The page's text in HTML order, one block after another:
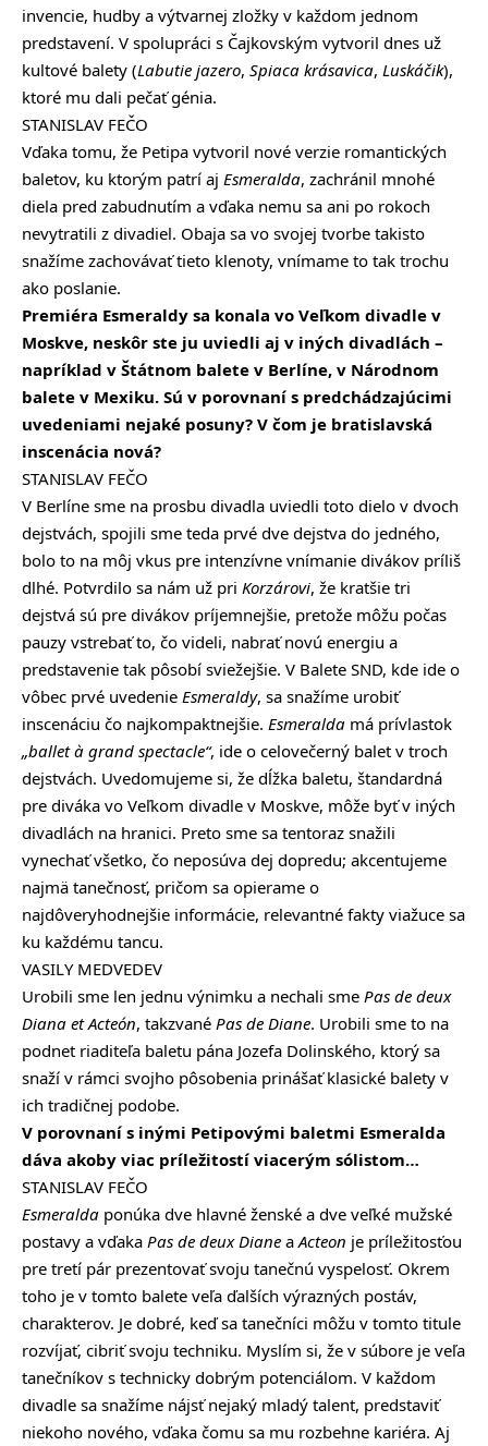
invencie, hudby a výtvarnej zložky v každom jednom
predstavení. V spolupráci s Čajkovským vytvoril dnes už
kultové balety (Labutie jazero, Spiaca krásavica, Luskáčik),
ktoré mu dali pečať génia.
STANISLAV FEČO
Vďaka tomu, že Petipa vytvoril nové verzie romantických
baletov, ku ktorým patrí aj Esmeralda, zachránil mnohé
diela pred zabudnutím a vďaka nemu sa ani po rokoch
nevytratili z divadiel. Obaja sa vo svojej tvorbe takisto
snažíme zachovávať tieto klenoty, vnímame to tak trochu
ako poslanie.
Premiéra Esmeraldy sa konala vo Veľkom divadle v
Moskve, neskôr ste ju uviedli aj v iných divadlách –
napríklad v Štátnom balete v Berlíne, v Národnom
balete v Mexiku. Sú v porovnaní s predchádzajúcimi
uvedeniami nejaké posuny? V čom je bratislavská
inscenácia nová?
STANISLAV FEČO
V Berlíne sme na prosbu divadla uviedli toto dielo v dvoch
dejstvách, spojili sme teda prvé dve dejstva do jedného,
bolo to na môj vkus pre intenzívne vnímanie divákov príliš
dlhé. Potvrdilo sa nám už pri Korzárovi, že kratšie tri
dejstvá sú pre divákov príjemnejšie, pretože môžu počas
pauzy vstrebať to, čo videli, nabrať novú energiu a
predstavenie tak pôsobí sviežejšie. V Balete SND, kde ide o
vôbec prvé uvedenie Esmeraldy, sa snažíme urobiť
inscenáciu čo najkompaktnejšie. Esmeralda má prívlastok
„ballet à grand spectacle“, ide o celovečerný balet v troch
dejstvách. Uvedomujeme si, že dĺžka baletu, štandardná
pre diváka vo Veľkom divadle v Moskve, môže byť v iných
divadlách na hranici. Preto sme sa tentoraz snažili
vynechať všetko, čo neposúva dej dopredu; akcentujeme
najmä tanečnosť, pričom sa opierame o
najdôveryhodnejšie informácie, relevantné fakty viažuce sa
ku každému tancu.
VASILY MEDVEDEV
Urobili sme len jednu výnimku a nechali sme Pas de deux
Diana et Acteón, takzvané Pas de Diane. Urobili sme to na
podnet riaditeľa baletu pána Jozefa Dolinského, ktorý sa
snaží v rámci svojho pôsobenia prinášať klasické balety v
ich tradičnej podobe.
V porovnaní s inými Petipovými baletmi Esmeralda
dáva akoby viac príležitostí viacerým sólistom…
STANISLAV FEČO
Esmeralda ponúka dve hlavné ženské a dve veľké mužské
postavy a vďaka Pas de deux Diane a Acteon je príležitosťou
pre tretí pár prezentovať svoju tanečnú vyspelosť. Okrem
toho je v tomto balete veľa ďalších výrazných postáv,
charakterov. Je dobré, keď sa tanečníci môžu v tomto titule
rozvíjať, cibriť svoju techniku. Myslím si, že v súbore je veľa
tanečníkov s technicky dobrým potenciálom. V každom
divadle sa snažíme nájsť nejaký mladý talent, predstaviť
niekoho nového, vďaka čomu sa mu rozbehne kariéra. Aj